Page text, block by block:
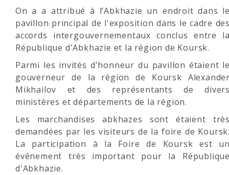
On a a attribué à l’Abkhazie un endroit dans
pavillon principal de l'exposition dans le cadre
accords intergouvernementaux conclus entre
République d'Abkhazie et la région de Koursk.
Parmi les invités d'honneur du pavillon étaient
gouverneur de la région de Koursk
Mikhailov et des représentants de
ministères et départements de la région.
Les marchandises abkhazes sont étaient
demandées par les visiteurs de la foire de
La participation à la Foire de Koursk est
événement très important pour la
d'Abkhazie.